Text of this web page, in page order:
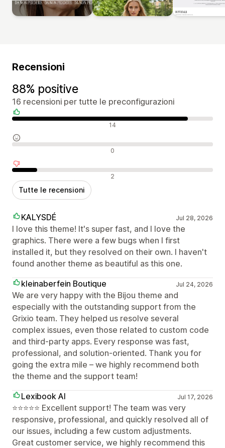
Recensioni
88% positive
16 recensioni per tutte le preconfigurazioni
Recensioni positive 14
Recensioni neutrali 0
Recensioni negative 2
Tutte le recensioni
KALYSDÉ Jul 28, 2026
I love this theme! It's super fast, and I love the
graphics. There were a few bugs when I first
installed it, but they resolved on their own. I haven't
found another theme as beautiful as this one.
kleinaberfein Boutique
Jul 24, 2026
We are very happy with the Bijou theme and
especially with the outstanding support from the
Grixio team. They helped us resolve several
complex issues, even those related to custom code
and third-party apps. Every response was fast,
professional, and solution-oriented. Thank you for
going the extra mile – we highly recommend both
the theme and the support team!
Lexibook AI
Jul 17, 2026
⭐⭐⭐⭐⭐ Excellent support! The team was very
responsive, professional, and quickly resolved all of
our issues, including a few custom adjustments.
Great customer service, we highly recommend this